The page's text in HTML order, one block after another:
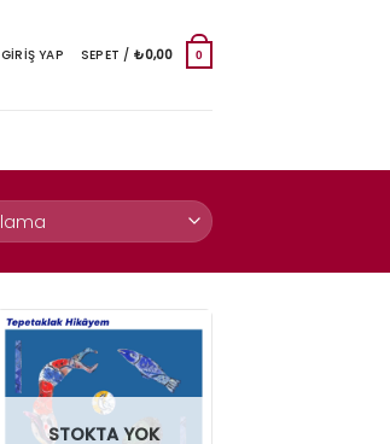
GIRIŞ YAP SEPET / ₺0,00 0
STOKTA YOK